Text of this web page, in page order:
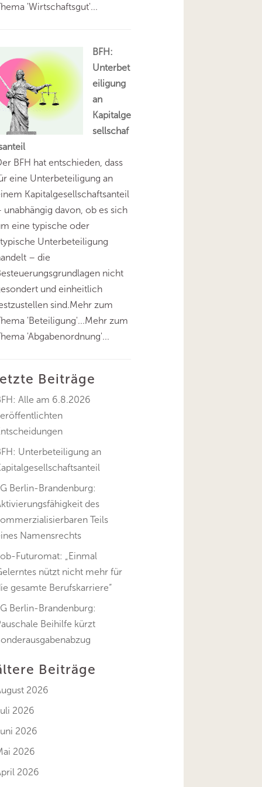
'Wirtschaftsgut'...
BFH:
Unterbet
eiligung
an
Kapitalge
sellschaf
BFH hat entschieden, dass
eine Unterbeteiligung an
Kapitalgesellschaftsanteil
unabhängig davon, ob es sich
eine typische oder
Unterbeteiligung
– die
nicht
und einheitlich
sind.Mehr zum
'Beteiligung'...Mehr zum
'Abgabenordnung'...
Beiträge
Alle am 6.8.2026
Unterbeteiligung an
Berlin-Brandenburg:
des
Teils
Namensrechts
Futuromat: „Einmal
nützt nicht mehr für
gesamte Berufskarriere“
Berlin-Brandenburg:
Beihilfe kürzt
Beiträge
2026
2026
2026
2026
2026